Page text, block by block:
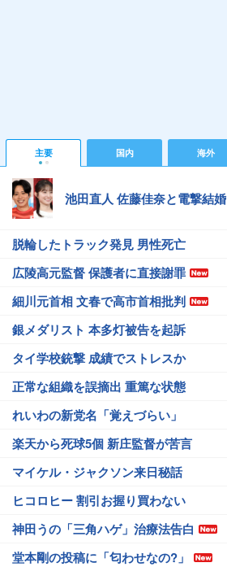
主要 国内 海外
池田直人 佐藤佳奈と電撃結婚
脱輪したトラック発見 男性死亡
広陵高元監督 保護者に直接謝罪
細川元首相 文春で高市首相批判
銀メダリスト 本多灯被告を起訴
タイ学校銃撃 成績でストレスか
正常な組織を誤摘出 重篤な状態
れいわの新党名「覚えづらい」
楽天から死球5個 新庄監督が苦言
マイケル・ジャクソン来日秘話
ヒコロヒー 割引お握り買わない
神田うの「三角ハゲ」治療法告白
堂本剛の投稿に「匂わせなの?」